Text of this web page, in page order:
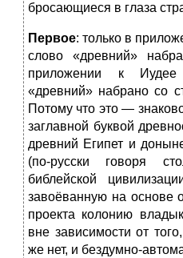
бросающиеся в глаза
Первое: только в
слово «древний»
приложении к
«древний» набрано со
Потому что это —
заглавной буквой
древний Египет и
(по-русски говоря
библейской
завоёванную на основе
проекта колонию
вне зависимости от
же нет, и бездумно-